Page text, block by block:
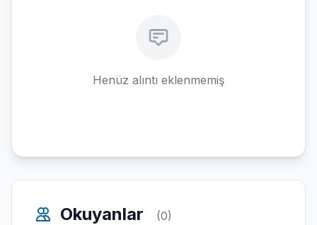
Henüz alıntı eklenmemiş
Okuyanlar (0)